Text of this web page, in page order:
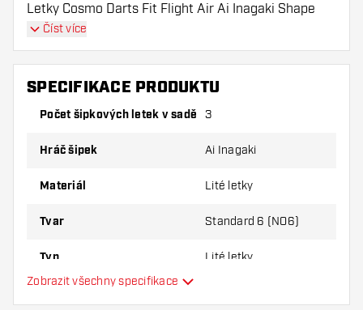
Letky Cosmo Darts Fit Flight Air Ai Inagaki Shape
mají dlouhou životnost. Tyto letky lze použít pouze s
násadky Cosmo Fit.
Dartshopper tip!
Ujistěte se, že máte po ruce dostatek letky a
nebo zlomit.
letky, abyste zjistili, která varianta vám
Číst více
SPECIFIKACE PRODUKTU
Počet šipkových letek v sadě 3
Hráč šipek Ai Inagaki
Materiál Lité letky
Tvar Standard 6 (NO6)
Typ Lité letky
Zobrazit všechny specifikace